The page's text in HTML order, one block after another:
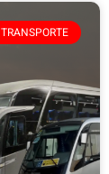
TRANSPORTE